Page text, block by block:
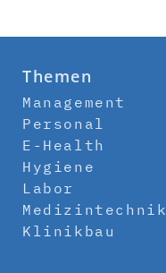
Themen
Management
Personal
E-Health
Hygiene
Labor
Medizintechnik
Klinikbau